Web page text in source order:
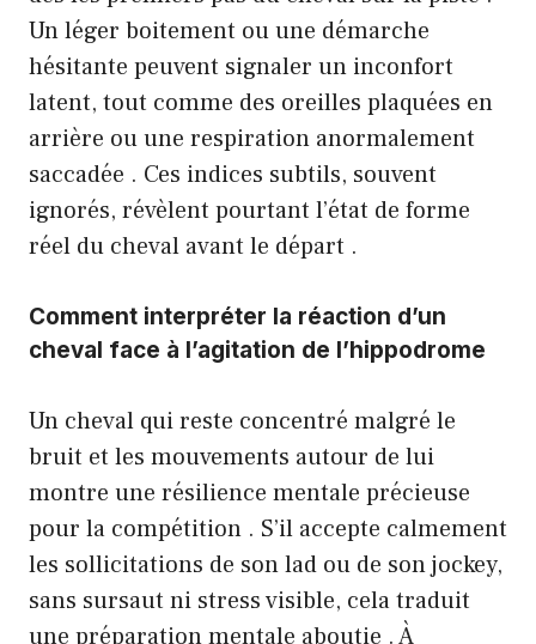
Un léger boitement ou une démarche
hésitante peuvent signaler un inconfort
latent, tout comme des oreilles plaquées en
arrière ou une respiration anormalement
saccadée . Ces indices subtils, souvent
ignorés, révèlent pourtant l’état de forme
réel du cheval avant le départ .
Comment interpréter la réaction d’un
cheval face à l’agitation de l’hippodrome
Un cheval qui reste concentré malgré le
bruit et les mouvements autour de lui
montre une résilience mentale précieuse
pour la compétition . S’il accepte calmement
les sollicitations de son lad ou de son jockey,
sans sursaut ni stress visible, cela traduit
une préparation mentale aboutie . À